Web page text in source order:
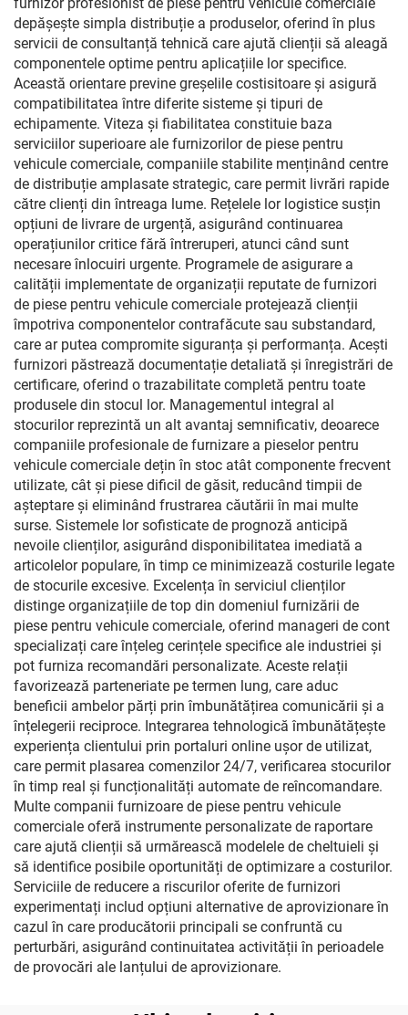
depășește simpla distribuție a produselor, oferind în plus
servicii de consultanță tehnică care ajută clienții să aleagă
componentele optime pentru aplicațiile lor specifice.
Această orientare previne greșelile costisitoare și asigură
compatibilitatea între diferite sisteme și tipuri de
echipamente. Viteza și fiabilitatea constituie baza
serviciilor superioare ale furnizorilor de piese pentru
vehicule comerciale, companiile stabilite menținând centre
de distribuție amplasate strategic, care permit livrări rapide
către clienți din întreaga lume. Rețelele lor logistice susțin
opțiuni de livrare de urgență, asigurând continuarea
operațiunilor critice fără întreruperi, atunci când sunt
necesare înlocuiri urgente. Programele de asigurare a
calității implementate de organizații reputate de furnizori
de piese pentru vehicule comerciale protejează clienții
împotriva componentelor contrafăcute sau substandard,
care ar putea compromite siguranța și performanța. Acești
furnizori păstrează documentație detaliată și înregistrări de
certificare, oferind o trazabilitate completă pentru toate
produsele din stocul lor. Managementul integral al
stocurilor reprezintă un alt avantaj semnificativ, deoarece
companiile profesionale de furnizare a pieselor pentru
vehicule comerciale dețin în stoc atât componente frecvent
utilizate, cât și piese dificil de găsit, reducând timpii de
așteptare și eliminând frustrarea căutării în mai multe
surse. Sistemele lor sofisticate de prognoză anticipă
nevoile clienților, asigurând disponibilitatea imediată a
articolelor populare, în timp ce minimizează costurile legate
de stocurile excesive. Excelența în serviciul clienților
distinge organizațiile de top din domeniul furnizării de
piese pentru vehicule comerciale, oferind manageri de cont
specializați care înțeleg cerințele specifice ale industriei și
pot furniza recomandări personalizate. Aceste relații
favorizează parteneriate pe termen lung, care aduc
beneficii ambelor părți prin îmbunătățirea comunicării și a
înțelegerii reciproce. Integrarea tehnologică îmbunătățește
experiența clientului prin portaluri online ușor de utilizat,
care permit plasarea comenzilor 24/7, verificarea stocurilor
în timp real și funcționalități automate de reîncomandare.
Multe companii furnizoare de piese pentru vehicule
comerciale oferă instrumente personalizate de raportare
care ajută clienții să urmărească modelele de cheltuieli și
să identifice posibile oportunități de optimizare a costurilor.
Serviciile de reducere a riscurilor oferite de furnizori
experimentați includ opțiuni alternative de aprovizionare în
cazul în care producătorii principali se confruntă cu
perturbări, asigurând continuitatea activității în perioadele
de provocări ale lanțului de aprovizionare.